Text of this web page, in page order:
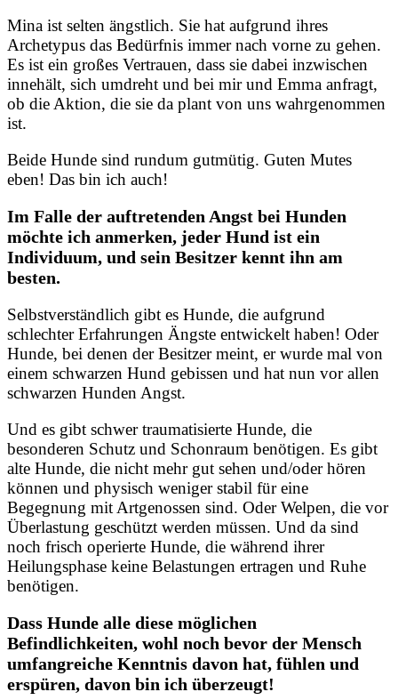
Mina ist selten ängstlich. Sie hat aufgrund ihres
Archetypus das Bedürfnis immer nach vorne zu gehen.
Es ist ein großes Vertrauen, dass sie dabei inzwischen
innehält, sich umdreht und bei mir und Emma anfragt,
ob die Aktion, die sie da plant von uns wahrgenommen
ist.
Beide Hunde sind rundum gutmütig. Guten Mutes
eben! Das bin ich auch!
Im Falle der auftretenden Angst bei Hunden
möchte ich anmerken, jeder Hund ist ein
Individuum, und sein Besitzer kennt ihn am
besten.
Selbstverständlich gibt es Hunde, die aufgrund
schlechter Erfahrungen Ängste entwickelt haben! Oder
Hunde, bei denen der Besitzer meint, er wurde mal von
einem schwarzen Hund gebissen und hat nun vor allen
schwarzen Hunden Angst.
Und es gibt schwer traumatisierte Hunde, die
besonderen Schutz und Schonraum benötigen. Es gibt
alte Hunde, die nicht mehr gut sehen und/oder hören
können und physisch weniger stabil für eine
Begegnung mit Artgenossen sind. Oder Welpen, die vor
Überlastung geschützt werden müssen. Und da sind
noch frisch operierte Hunde, die während ihrer
Heilungsphase keine Belastungen ertragen und Ruhe
benötigen.
Dass Hunde alle diese möglichen
Befindlichkeiten, wohl noch bevor der Mensch
umfangreiche Kenntnis davon hat, fühlen und
erspüren, davon bin ich überzeugt!